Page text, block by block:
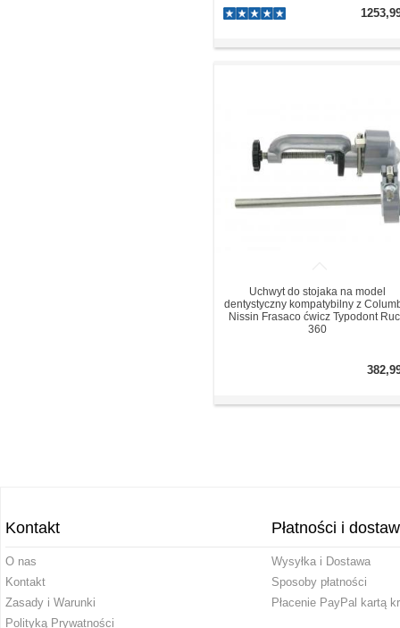
Uchwyt do stojaka na model
dentystyczny kompatybilny z
Nissin Frasaco ćwicz Typodont
360
Kontakt
O nas
Kontakt
Zasady i Warunki
Polityką Prywatności
Płatności i
Wysyłka i Dostawa
Sposoby płatności
Płacenie PayPal kartą